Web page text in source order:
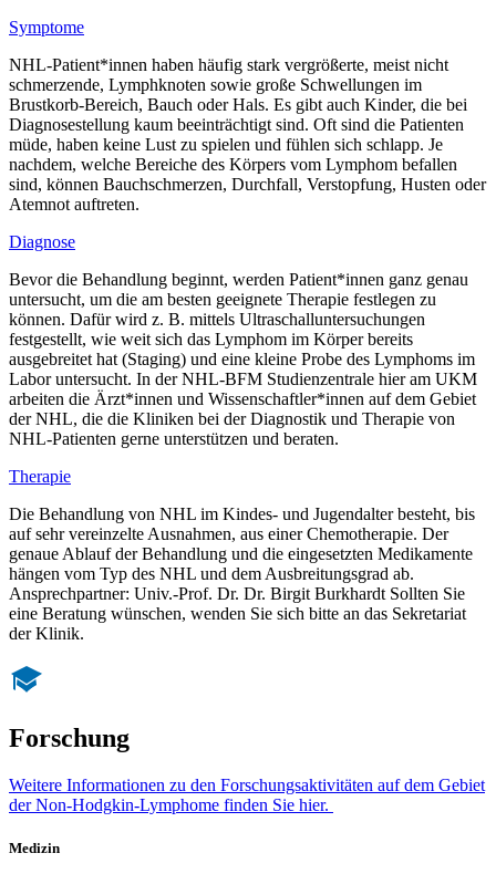
Symptome
NHL-Patient*innen haben häufig stark vergrößerte, meist nicht
schmerzende, Lymphknoten sowie große Schwellungen im
Brustkorb-Bereich, Bauch oder Hals. Es gibt auch Kinder, die bei
Diagnosestellung kaum beeinträchtigt sind. Oft sind die Patienten
müde, haben keine Lust zu spielen und fühlen sich schlapp. Je
nachdem, welche Bereiche des Körpers vom Lymphom befallen
sind, können Bauchschmerzen, Durchfall, Verstopfung, Husten oder
Atemnot auftreten.
Diagnose
Bevor die Behandlung beginnt, werden Patient*innen ganz genau
untersucht, um die am besten geeignete Therapie festlegen zu
können. Dafür wird z. B. mittels Ultraschalluntersuchungen
festgestellt, wie weit sich das Lymphom im Körper bereits
ausgebreitet hat (Staging) und eine kleine Probe des Lymphoms im
Labor untersucht. In der NHL-BFM Studienzentrale hier am UKM
arbeiten die Ärzt*innen und Wissenschaftler*innen auf dem Gebiet
der NHL, die die Kliniken bei der Diagnostik und Therapie von
NHL-Patienten gerne unterstützen und beraten.
Therapie
Die Behandlung von NHL im Kindes- und Jugendalter besteht, bis
auf sehr vereinzelte Ausnahmen, aus einer Chemotherapie. Der
genaue Ablauf der Behandlung und die eingesetzten Medikamente
hängen vom Typ des NHL und dem Ausbreitungsgrad ab.
Ansprechpartner: Univ.-Prof. Dr. Dr. Birgit Burkhardt Sollten Sie
eine Beratung wünschen, wenden Sie sich bitte an das Sekretariat
der Klinik.
Forschung
Weitere Informationen zu den Forschungsaktivitäten auf dem Gebiet
der Non-Hodgkin-Lymphome finden Sie hier.
Medizin